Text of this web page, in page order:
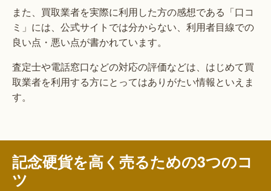
また、買取業者を実際に利用した方の感想である「口コ
ミ」には、公式サイトでは分からない、利用者目線での
良い点・悪い点が書かれています。
査定士や電話窓口などの対応の評価などは、はじめて買
取業者を利用する方にとってはありがたい情報といえま
す。
記念硬貨を高く売るための3つのコ
ツ